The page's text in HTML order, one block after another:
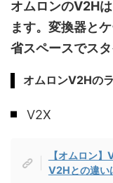
オムロンのV2H
ます。変換器と
省スペースでス
オムロンV2Hの
V2X
【オムロン
V2Hとの違い